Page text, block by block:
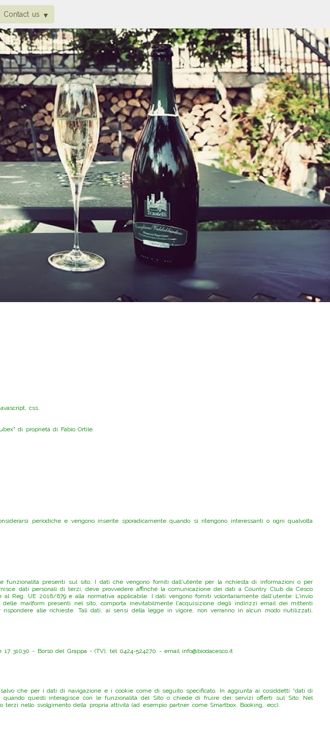
Contact us
css.
di proprietà di Fabio Ortile.
periodiche e vengono inserite sporadicamente quando si ritengono interessanti o ogni qualvolta
presenti sul sito. I dati che vengono forniti dall'utente per la richiesta di informazioni o per
dati personali di terzi, deve provvedere affinché la comunicazione dei dati a Country Club da Cesco
Reg. UE 2016/679 e alla normativa applicabile. I dati vengono forniti volontariamente dall'utente: L'invio
mailform presenti nel sito, comporta inevitabilmente l'acquisizione degli indirizzi email dei mittenti
alle richieste. Tali dati, ai sensi della legge in vigore, non verranno in alcun modo riutilizzati,
31030 - Borso del Grappa - (TV), tel 0424-524270 - email info@biodacesco.it
che per i dati di navigazione e i cookie come di seguito specificato. In aggiunta ai cosiddetti “dati di
quando questi interagisce con le funzionalità del Sito o chiede di fruire dei servizi offerti sul Sito. Nel
nello svolgimento della propria attività (ad esempio partner come Smartbox, Booking, ecc).